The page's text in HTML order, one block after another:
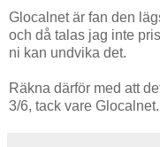
Glocalnet är fan den
och då talas jag inte
ni kan undvika det.
Räkna därför med att
3/6, tack vare Glocalnet.